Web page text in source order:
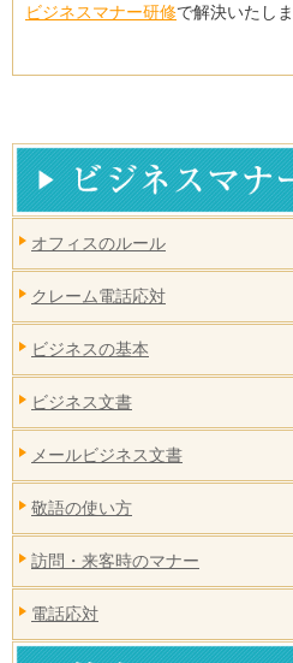
ビジネスマナー研修で解決いたしま
オフィスのルール
クレーム電話応対
ビジネスの基本
ビジネス文書
メールビジネス文書
敬語の使い方
訪問・来客時のマナー
電話応対